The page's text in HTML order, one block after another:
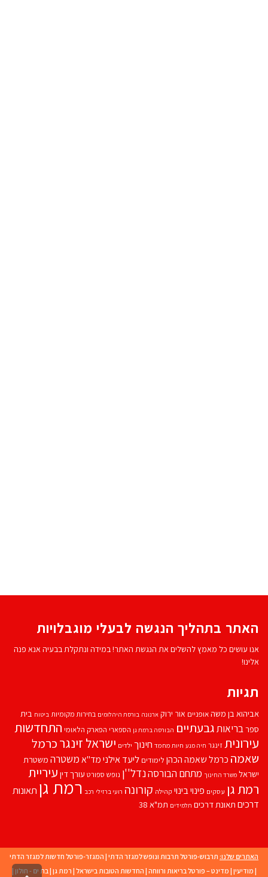
האתר בתהליך הנגשה לבעלי מוגבלויות
אנו עושים כל מאמץ להשלים את הנגשת האתר! במידה ונתקלת בבעיה אנא פנה
אלינו!
תגיות
אביהוא בן משהאופניים אור ירוק ארנונה בורסת היהלומים בחירות מקומיות ביטוח בית
ספרבריאותגבעתיים הבורסה ברמת גן הספארי הפארק הלאומי התחדשות
עירוניתזינגר חיה מנע חיות מחמד חינוך ילדים ישראל זינגרכרמל
שאמה כרמל שאמה הכהן לימודים ליעד אילנימד''אמשטרה משטרת
ישראל משרד החינוך מתחם הבורסהנדל''ן נופש ספורט עורך דין עיריית
רמת גן עסקים פינוי בינוי קהילה קורונה רועי ברזילי רכב רמת גן תאונות
דרכים תאונת דרכים תלמידים תמ"א 38
האתרים שלנו: תרבוש-פורטל תרבות ונופש למגזר הדתי | המגזר-פורטל חדשות למגזר הדתי
| מודיעין | מדינט – פורטל בריאות ורווחה | החדשות הטובות בישראל | רמת גן |בת ים - חולון |